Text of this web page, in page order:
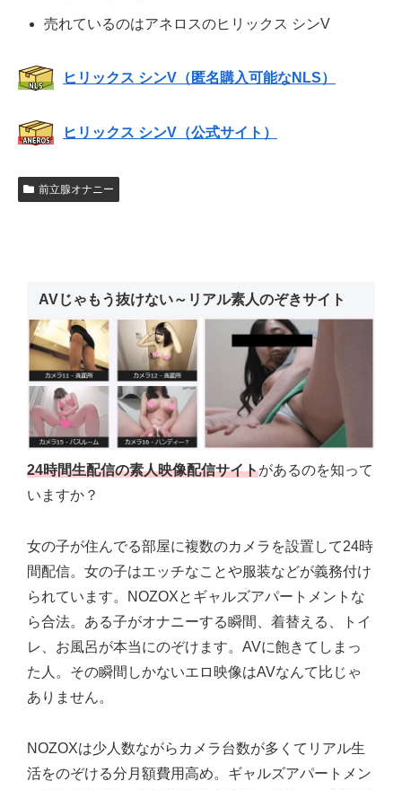
売れているのはアネロスのヒリックス シンV
ヒリックス シンV（匿名購入可能なNLS）
ヒリックス シンV（公式サイト）
前立腺オナニー
AVじゃもう抜けない～リアル素人のぞきサイト
24時間生配信の素人映像配信サイトがあるのを知って
いますか？
女の子が住んでる部屋に複数のカメラを設置して24時
間配信。女の子はエッチなことや服装などが義務付け
られています。NOZOXとギャルズアパートメントな
ら合法。ある子がオナニーする瞬間、着替える、トイ
レ、お風呂が本当にのぞけます。AVに飽きてしまっ
た人。その瞬間しかないエロ映像はAVなんて比じゃ
ありません。
NOZOXは少人数ながらカメラ台数が多くてリアル生
活をのぞける分月額費用高め。ギャルズアパートメン